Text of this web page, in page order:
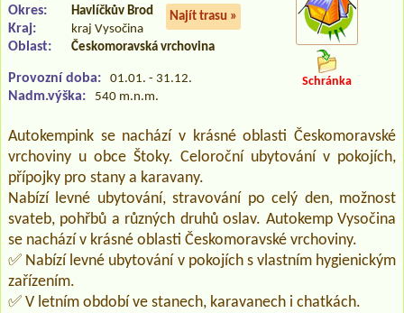
Najít trasu »
Okres: Havlíčkův Brod
Kraj: kraj Vysočina
Oblast: Českomoravská vrchovina
Provozní doba: 01.01. - 31.12.
Nadm.výška: 540 m.n.m.
Schránka
Autokempink se nachází v krásné oblasti Českomoravské
vrchoviny u obce Štoky. Celoroční ubytování v pokojích,
přípojky pro stany a karavany.
Nabízí levné ubytování, stravování po celý den, možnost
svateb, pohřbů a různých druhů oslav. Autokemp Vysočina
se nachází v krásné oblasti Českomoravské vrchoviny.
✅ Nabízí levné ubytování v pokojích s vlastním hygienickým
zařízením.
✅ V letním období ve stanech, karavanech i chatkách.